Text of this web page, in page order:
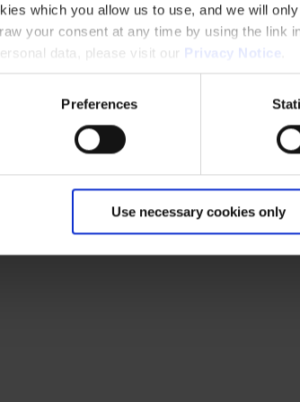
which you allow us to use, and we will
your consent at any time by using the link
data, please visit our Privacy Notice
Preferences
Use necessary cookies only